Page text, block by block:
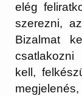
elég
szerezni,
Bizalmat
kell,